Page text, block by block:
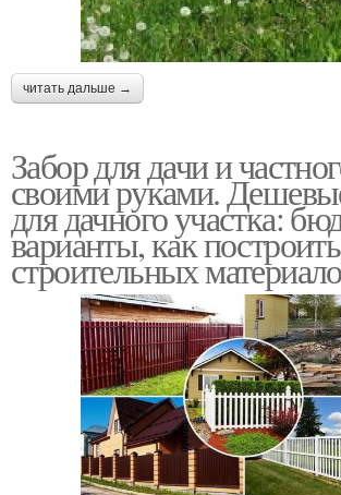
читать дальше →
Забор для дачи и
своими руками.
для дачного участка:
варианты, как
строительных